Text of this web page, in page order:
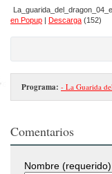
en Popup | Descarga (152)
Programa: - La Guarida
Comentarios
Nombre (requerido)